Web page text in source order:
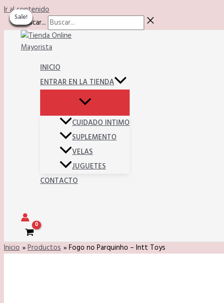
Ir al contenido
Buscar...
INICIO
ENTRAR EN LA TIENDA
CUIDADO INTIMO
SUPLEMENTO
VELAS
JUGUETES
CONTACTO
Inicio Productos Fogo no Parquinho – Intt Toys
Sale!
Sale!
Sale!
Sale!
Sale!
Sale!
Sale!
Sale!
Sale!